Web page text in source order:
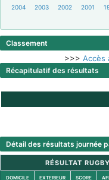
2004
2003 2002 2001
Classement
>>> Accès
Récapitulatif des résultats
Détail des résultats journée
RÉSULTAT
DOMICILE EXTERIEUR SCORE